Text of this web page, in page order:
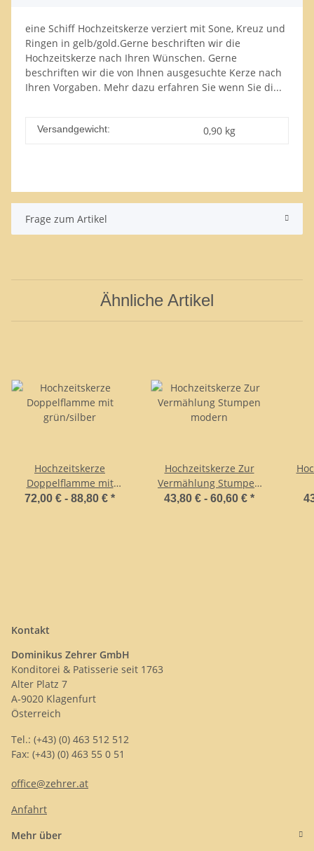
eine Schiff Hochzeitskerze verziert mit Sone, Kreuz und
Ringen in gelb/gold.Gerne beschriften wir die
Hochzeitskerze nach Ihren Wünschen. Gerne
beschriften wir die von Ihnen ausgesuchte Kerze nach
Ihren Vorgaben. Mehr dazu erfahren Sie wenn Sie di...
Versandgewicht: 0,90 kg
Frage zum Artikel
Ähnliche Artikel
Hochzeitskerze
Doppelflamme mit
grün/silber
72,00 € - 88,80 € *
Hochzeitskerze Zur
Vermählung Stumpen
modern
43,80 € - 60,60 € *
Kontakt
Dominikus Zehrer GmbH
Konditorei & Patisserie seit 1763
Alter Platz 7
A-9020 Klagenfurt
Österreich
Tel.: (+43) (0) 463 512 512
Fax: (+43) (0) 463 55 0 51
office@zehrer.at
Anfahrt
Mehr über